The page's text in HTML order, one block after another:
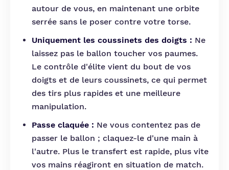
autour de vous, en maintenant une orbite
serrée sans le poser contre votre torse.
Uniquement les coussinets des doigts : Ne
laissez pas le ballon toucher vos paumes.
Le contrôle d'élite vient du bout de vos
doigts et de leurs coussinets, ce qui permet
des tirs plus rapides et une meilleure
manipulation.
Passe claquée : Ne vous contentez pas de
passer le ballon ; claquez-le d'une main à
l'autre. Plus le transfert est rapide, plus vite
vos mains réagiront en situation de match.